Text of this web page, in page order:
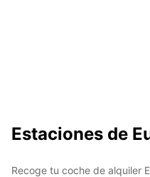
Estaciones de
Recoge tu coche de alquiler